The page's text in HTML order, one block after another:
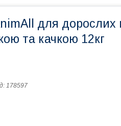
для дорослих
та качкою 12кг
178597